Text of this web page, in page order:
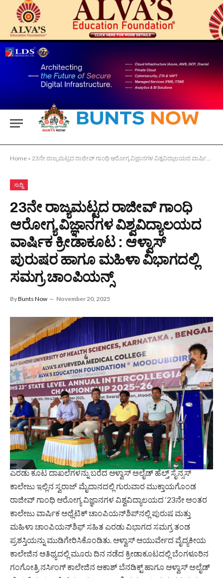
Home » 23ನೇ ರಾಜ್ಯಮಟ್ಟದ ರಾಜೀವ್ ಗಾಂಧಿ ಆರೋಗ್ಯ ವಿಜ್ಞಾನಗಳ ವಿಶ್ವವಿದ್ಯಾಲಯದ ವಾರ್ಷಿಕ ಕ್ರೀಡಾಕೂಟ : ಆಳ್ವಾಸ್ ಪುರುಷರ ಹಾಗೂ ಮಹಿಳಾ ವಿಭಾಗದಲ್ಲಿ ಸಮಗ್ರ ಚಾಂಪಿಯನ್ಸ್
ಸುದ್ದಿ
23ನೇ ರಾಜ್ಯಮಟ್ಟದ ರಾಜೀವ್ ಗಾಂಧಿ
ಆರೋಗ್ಯ ವಿಜ್ಞಾನಗಳ ವಿಶ್ವವಿದ್ಯಾಲಯದ
ವಾರ್ಷಿಕ ಕ್ರೀಡಾಕೂಟ : ಆಳ್ವಾಸ್
ಪುರುಷರ ಹಾಗೂ ಮಹಿಳಾ ವಿಭಾಗದಲ್ಲಿ
ಸಮಗ್ರ ಚಾಂಪಿಯನ್ಸ್
ByBunts Now November 20, 2025
ಎರಡು ಕೂಟ ದಾಖಲೆಗಳನ್ನು ಬರೆದ ಆಳ್ವಾಸ್ ಅಲೈಡ್ ಹೆಲ್ತ್ ಸೈನ್ಸಸ್
ಕಾಲೇಜು ಇಲ್ಲಿನ ಸ್ವರಾಜ್ ಮೈದಾನದಲ್ಲಿ ಗುರುವಾರ ಮುಕ್ತಾಯಗೊಂಡ
ರಾಜೀವ್ ಗಾಂಧಿ ಆರೋಗ್ಯ ವಿಜ್ಞಾನಗಳ ವಿಶ್ವವಿದ್ಯಾಲಯದ ‘23ನೇ ಅಂತರ
ಕಾಲೇಜು ವಾರ್ಷಿಕ ಅಥ್ಲೆಟಿಕ್ ಚಾಂಪಿಯನ್‌ಶಿಪ್‌ನಲ್ಲಿ ಪುರುಷ ಮತ್ತು
ಮಹಿಳಾ ಚಾಂಪಿಯನ್‌ಶಿಫ್ ಸಹಿತ ಎರಡು ವಿಭಾಗದ ಸಮಗ್ರ ತಂಡ
ಪ್ರಶಸ್ತಿಯನ್ನು ಮುಡಿಗೇರಿಸಿಕೊಂಡಿತು. ಆಳ್ವಾಸ್ ಆಯುರ್ವೇದ ವೈದ್ಯಕೀಯ
ಕಾಲೇಜಿನ ಆತಿಥ್ಯದಲ್ಲಿ ಮೂರು ದಿನ ನಡೆದ ಕ್ರೀಡಾಕೂಟದಲ್ಲಿ ಬೆಂಗಳೂರಿನ
ಗಂಗೋತ್ರಿ ನರ್ಸಿಂಗ್ ಕಾಲೇಜಿನ ಆಕಾಶ್ ಬೆನಡಿಕ್ಟ್ ಹಾಗೂ ಆಳ್ವಾಸ್ ಅಲೈಡ್